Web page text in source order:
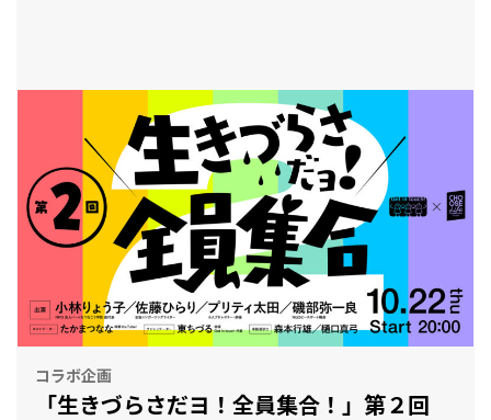
市民と
コラボ企画
「生きづらさだヨ！全員集合！」第２回